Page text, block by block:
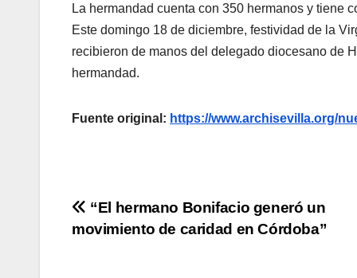
La hermandad cuenta con 350 hermanos y tiene
Este domingo 18 de diciembre, festividad de la
recibieron de manos del delegado diocesano de
hermandad.
Fuente original: https://www.archisevilla.org/
Navegación
“El hermano Bonifacio generó un
movimiento de caridad en Córdoba”